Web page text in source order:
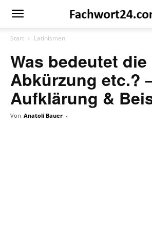
Fachwort24
ShopStart Latinismen
Was bedeutet die
Abkürzung etc.?
Aufklärung &
Von Anatoli Bauer -